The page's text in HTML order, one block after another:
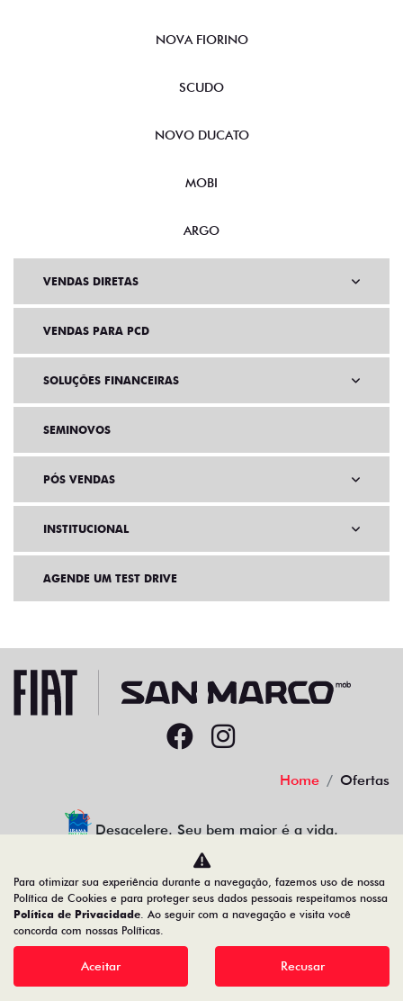
NOVA FIORINO
SCUDO
NOVO DUCATO
MOBI
ARGO
VENDAS DIRETAS
VENDAS PARA PCD
SOLUÇÕES FINANCEIRAS
SEMINOVOS
PÓS VENDAS
INSTITUCIONAL
AGENDE UM TEST DRIVE
Home Ofertas
Desacelere. Seu bem maior é a vida.
22.204.101/0001-17
Desenvolvido pela DEALERSPACE ® Direitos Reservados.
Para otimizar sua experiência durante a navegação, fazemos uso de nossa
Política de Cookies e para proteger seus dados pessoais respeitamos nossa
Política de Privacidade. Ao seguir com a navegação e visita você
concorda com nossas Políticas.
Aceitar Recusar